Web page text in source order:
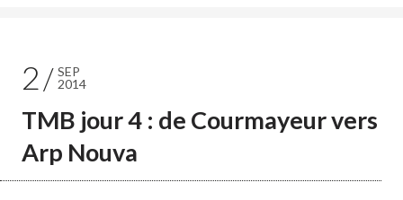
2
SEP
2014
TMB jour 4 : de Courmayeur vers
Arp Nouva